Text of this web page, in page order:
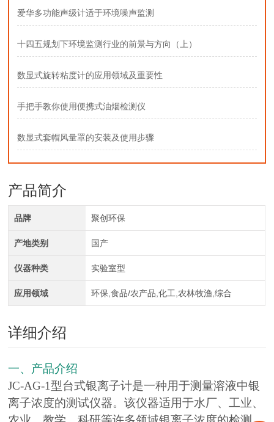
爱华多功能声级计适于环境噪声监测
十四五规划下环境监测行业的前景与方向（上）
数显式旋转粘度计的应用领域及重要性
手把手教你使用便携式油烟检测仪
数显式套帽风量罩的安装及使用步骤
产品简介
品牌 聚创环保
产地类别 国产
仪器种类 实验室型
应用领域 环保,食品/农产品,化工,农林牧渔,综合
详细介绍
一、产品介绍
JC-AG-1型台式银离子计是一种用于测量溶液中银
离子浓度的测试仪器。该仪器适用于水厂、工业、